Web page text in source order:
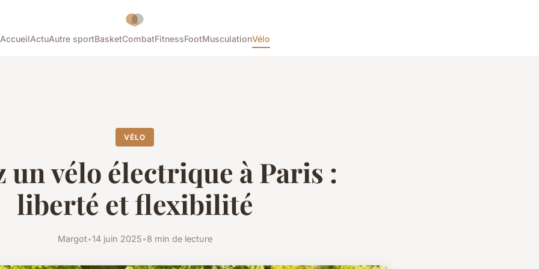
AccueilActuAutre sportBasketCombatFitnessFootMusculationVélo
VÉLO
un vélo électrique à Paris :
liberté et flexibilité
Margot•14 juin 2025•8 min de lecture